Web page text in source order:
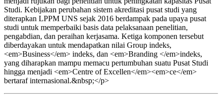
Studi. Kebijakan perubahan sistem akreditasi pusat studi yang
diterapkan LPPM UNS sejak 2016 berdampak pada upaya pusat
studi untuk memperbaiki basis data pelaksanaan penelitian,
pengabdian, dan peraihan kerjasama. Ketiga komponen tersebut
diberdayakan untuk mendapatkan nilai Group indeks,
<em>Business</em> indeks, dan <em>Branding </em>indeks,
yang diharapkan mampu memacu pertumbuhan suatu Pusat Studi
hingga menjadi <em>Centre of Excellen</em><em>ce</em>
bertaraf internasional.&nbsp;</p>